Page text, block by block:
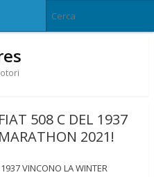
508 C DEL 1937
2021!
VINCONO LA WINTER